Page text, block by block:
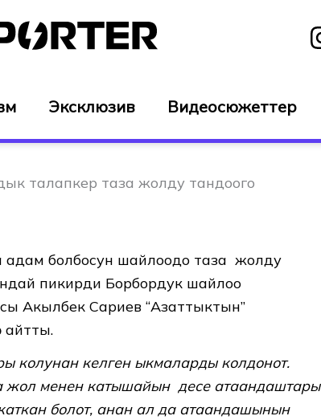
Эксклюзив Видеосюжеттер
талапкер таза жолду тандоого
адам болбосун шайлоодо таза жолду
пикирди Борбордук шайлоо
Акылбек Сариев “Азаттыктын”
айтты.
колунан келген ыкмаларды колдонот.
жол менен катышайын десе атаандаштары
болот, анан ал да атаандашынын